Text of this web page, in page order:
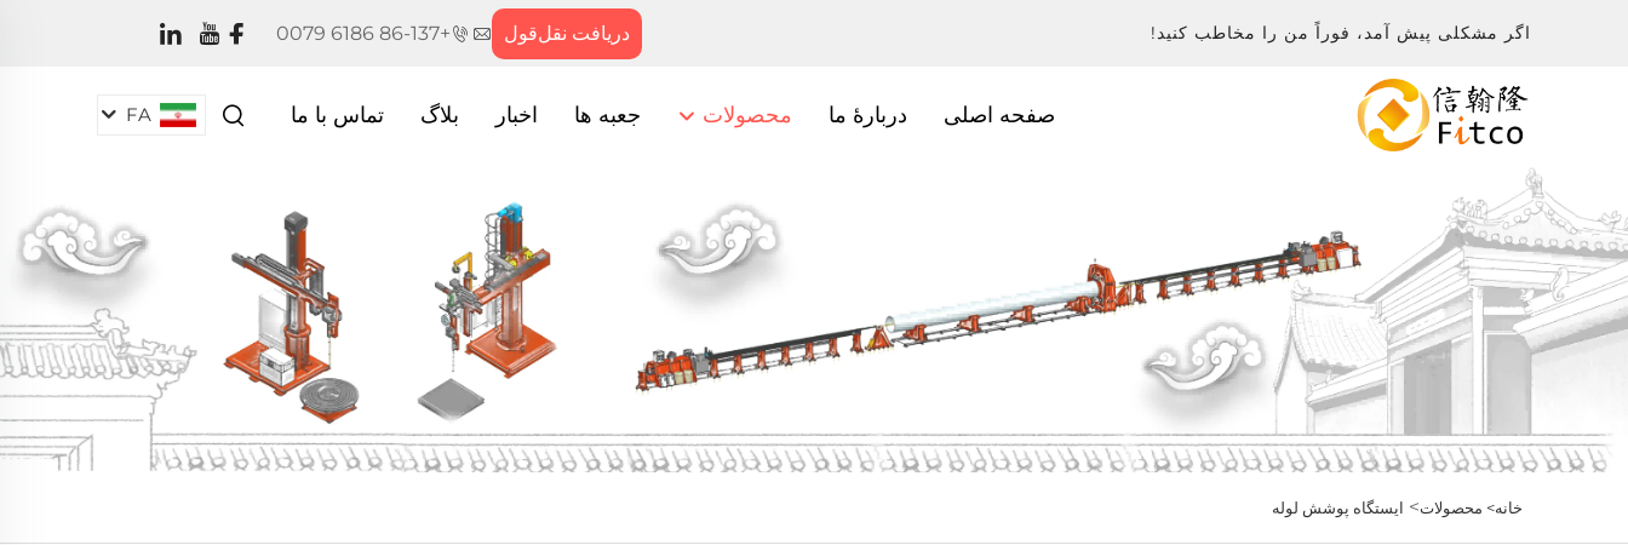
اگر مشکلی پیش آمد، فوراً من را مخاطب کنید! دریافت نقل‌قول +86-137 6186 0079
صفحه اصلی دربارهٔ ما محصولات جعبه ها اخبار بلاگ تماس با ما FA
خانه> محصولات> ایستگاه پوشش لوله